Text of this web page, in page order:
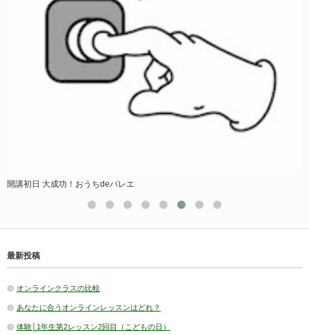
開講初日 大成功！おうちdeバレエ
最新投稿
オンラインクラスの比較
あなたに合うオンラインレッスンはどれ？
体験│1年生第2レッスン2回目（こどもの日）